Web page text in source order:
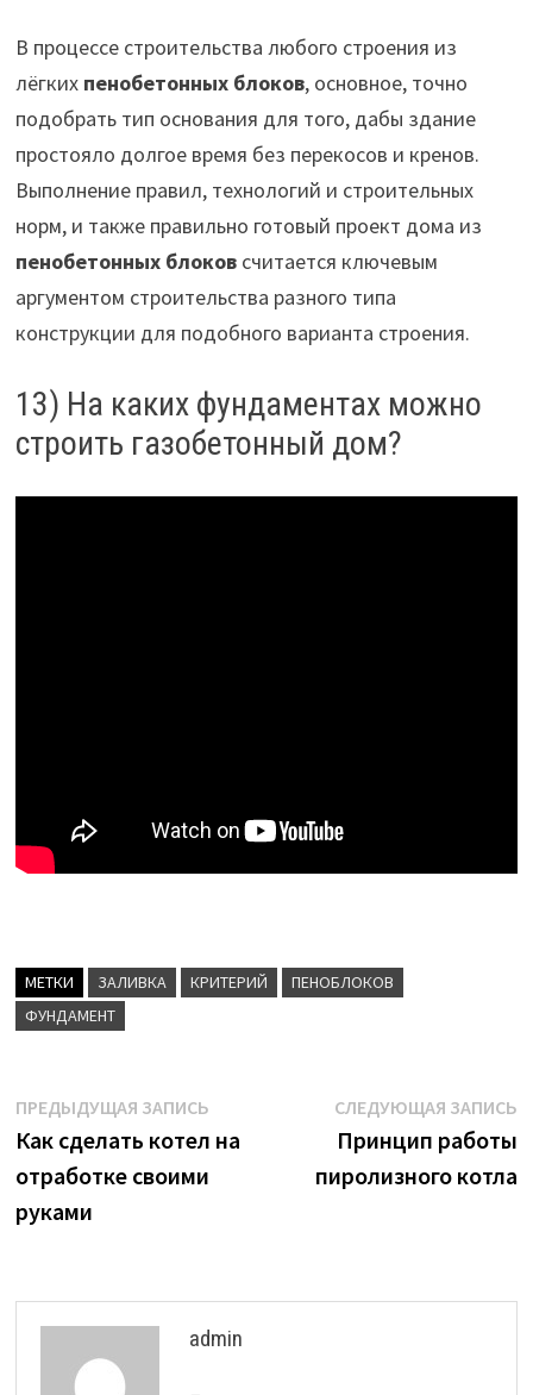
В процессе строительства любого строения из
лёгких пенобетонных блоков, основное, точно
подобрать тип основания для того, дабы здание
простояло долгое время без перекосов и кренов.
Выполнение правил, технологий и строительных
норм, и также правильно готовый проект дома из
пенобетонных блоковсчитается ключевым
аргументом строительства разного типа
конструкции для подобного варианта строения.
13) На каких фундаментах можно
строить газобетонный дом?
МЕТКИ ЗАЛИВКА КРИТЕРИЙ
ПЕНОБЛОКОВ
ФУНДАМЕНТ
Навигация
по
записям
ПРЕДЫДУЩАЯ ЗАПИСЬПредыдущая
запись:
Как сделать котел на
отработке своими
руками
СЛЕДУЮЩАЯ ЗАПИСЬ
Принцип работы
пиролизного котла
admin